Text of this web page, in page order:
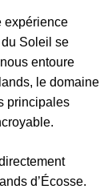
expérience
Soleil se
entoure
le domaine
principales
d’Écosse.